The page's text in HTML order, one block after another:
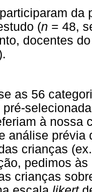
da
(n = 48,
docentes
as 56
pré-
à nossa
análise
crianças
pedimos
crianças